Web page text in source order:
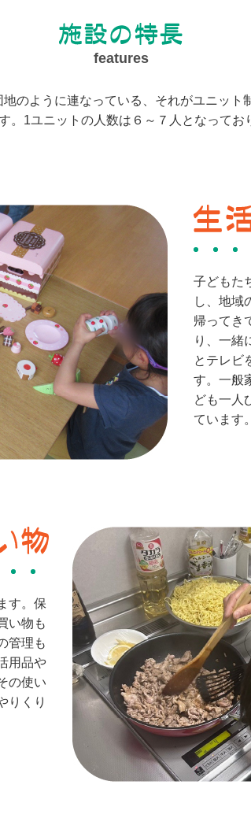
のように連なっている、それがユニット
。1ユニットの人数は６～７人となってお
子どもた
し、地域
帰ってき
り、一緒
とテレビ
す。一般
ども一人
ています。
す。保
い物も
管理も
用品や
の使い
りくり